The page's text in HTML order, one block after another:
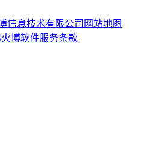
信息技术有限公司 网站地图
博软件服务条款